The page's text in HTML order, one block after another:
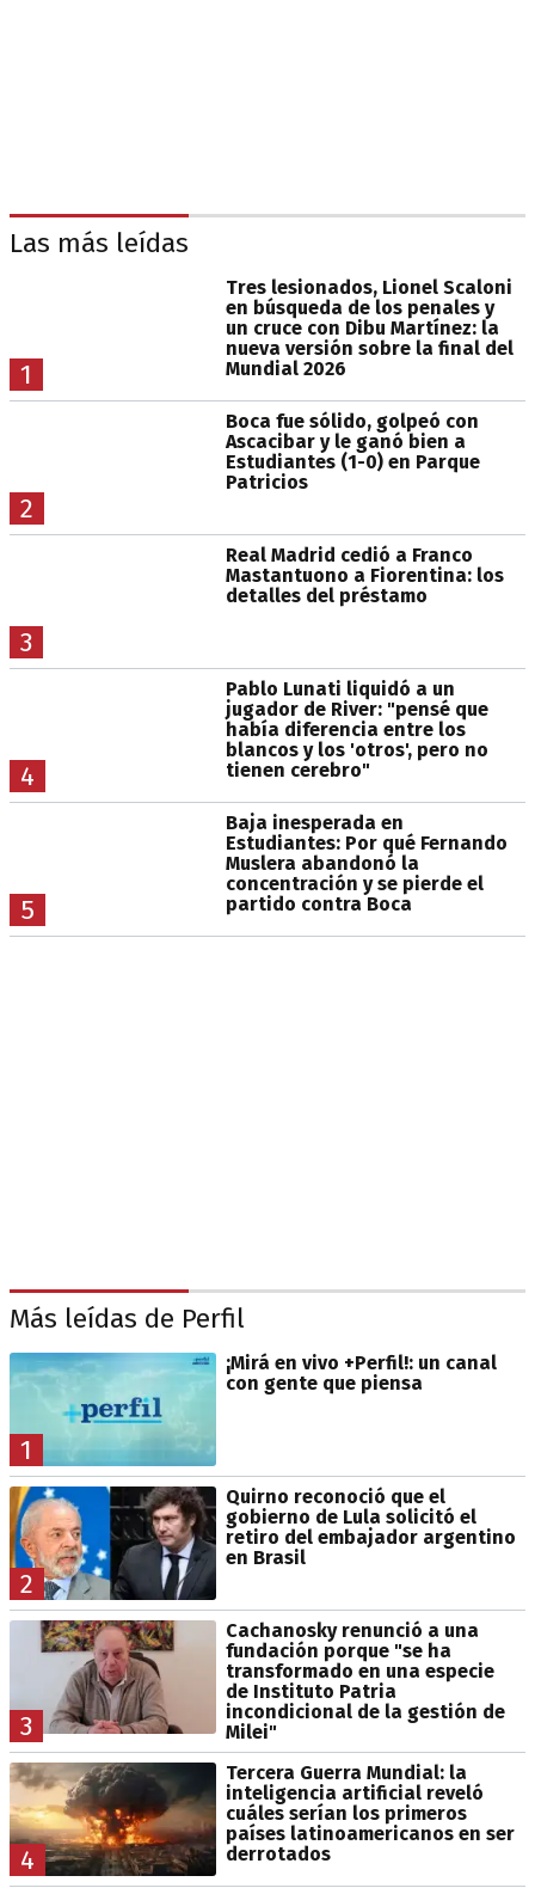
Las más leídas
1
Tres lesionados, Lionel Scaloni
en búsqueda de los penales y
un cruce con Dibu Martínez: la
nueva versión sobre la final del
Mundial 2026
2
Boca fue sólido, golpeó con
Ascacibar y le ganó bien a
Estudiantes (1-0) en Parque
Patricios
3
Real Madrid cedió a Franco
Mastantuono a Fiorentina: los
detalles del préstamo
4
Pablo Lunati liquidó a un
jugador de River: "pensé que
había diferencia entre los
blancos y los 'otros', pero no
tienen cerebro"
5
Baja inesperada en
Estudiantes: Por qué Fernando
Muslera abandonó la
concentración y se pierde el
partido contra Boca
Más leídas de Perfil
1
¡Mirá en vivo +Perfil!: un canal
con gente que piensa
2
Quirno reconoció que el
gobierno de Lula solicitó el
retiro del embajador argentino
en Brasil
3
Cachanosky renunció a una
fundación porque "se ha
transformado en una especie
de Instituto Patria
incondicional de la gestión de
Milei"
4
Tercera Guerra Mundial: la
inteligencia artificial reveló
cuáles serían los primeros
países latinoamericanos en ser
derrotados